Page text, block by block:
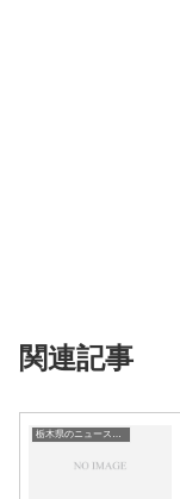
関連記事
栃木県のニュース一覧